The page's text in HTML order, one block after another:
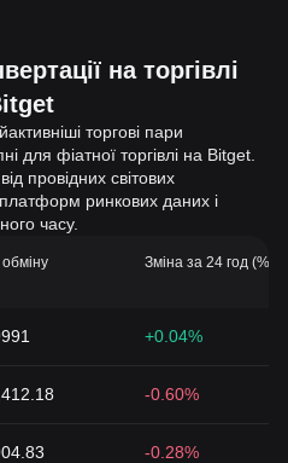
на торгівлі
торгові пари
для фіатної торгівлі на Bitget.
провідних світових
платформ ринкових даних і
часу.
обміну Зміна за 24 год (%)
+0.04%
-0.60%
-0.28%